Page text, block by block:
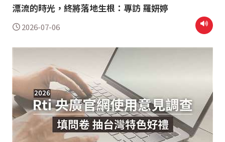
漂流的時光，終將落地生根：專訪 羅妍婷
2026-07-06